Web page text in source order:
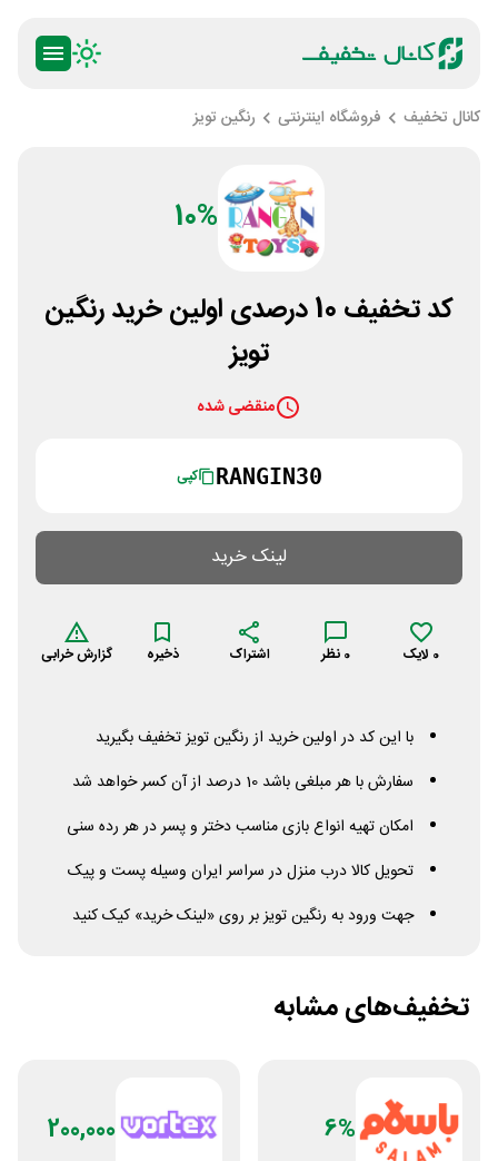
کانال تخفیف فروشگاه اینترنتی رنگین تویز
10%
کد تخفیف 10 درصدی اولین خرید رنگین
تویز
منقضی شده
RANGIN30 کپی
لینک خرید
0 لایک 0 نظر اشتراک ذخیره گزارش خرابی
با این کد در اولین خرید از رنگین تویز تخفیف بگیرید
سفارش با هر مبلغی باشد 10 درصد از آن کسر خواهد شد
امکان تهیه انواع بازی مناسب دختر و پسر در هر رده سنی
تحویل کالا درب منزل در سراسر ایران وسیله پست و پیک
جهت ورود به رنگین تویز بر روی «لینک خرید» کیک کنید
تخفیف‌های مشابه
6%
200,000